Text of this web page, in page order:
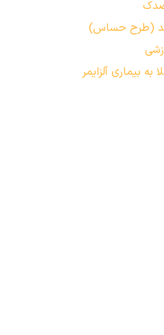
(طرح حساس)
به بیماری آلزایمر